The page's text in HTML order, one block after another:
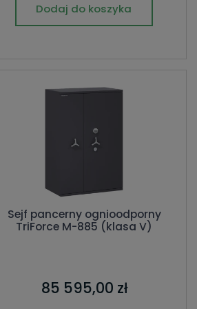
Dodaj do koszyka
Sejf pancerny ognioodporny
TriForce M-885 (klasa V)
85 595,00 zł